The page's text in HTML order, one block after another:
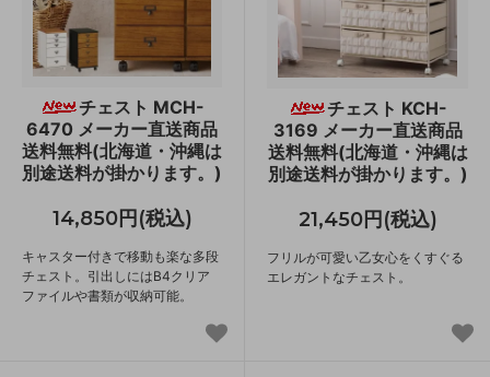
チェスト MCH-
6470 メーカー直送商品
送料無料(北海道・沖縄は
別途送料が掛かります。)
14,850円(税込)
キャスター付きで移動も楽な多段
チェスト。引出しにはB4クリア
ファイルや書類が収納可能。
チェスト KCH-
3169 メーカー直送商品
送料無料(北海道・沖縄は
別途送料が掛かります。)
21,450円(税込)
フリルが可愛い乙女心をくすぐる
エレガントなチェスト。